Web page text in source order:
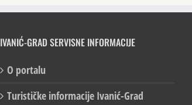
IVANIĆ-GRAD SERVISNE INFORMACIJE
O portalu
Turističke informacije Ivanić-Grad